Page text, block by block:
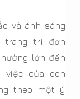
và ánh sáng
trang trí đơn
lớn đến
việc của con
theo một ý